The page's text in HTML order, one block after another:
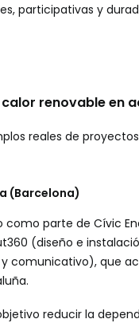
participativas y
renovable en
reales de
(Barcelona)
como parte de Cívic
(diseño e
comunicativo), que
reducir la